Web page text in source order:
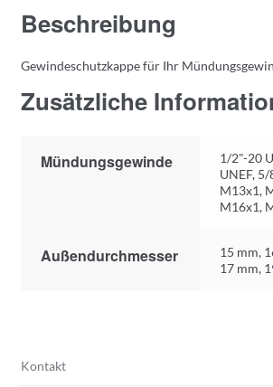
Beschreibung
Gewindeschutzkappe für Ihr
Zusätzliche
Mündungsgewinde
1/2"-20
UNEF,
M13x1,
M16x1,
Außendurchmesser
15 mm,
17 mm,
Kontakt